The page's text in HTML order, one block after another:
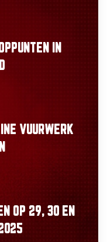
IN
VUURWERK
OP 29, 30 EN